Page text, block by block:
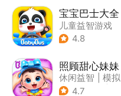
宝宝巴士大全
儿童益智游戏
| 启蒙早教
4.8
照顾甜心妹妹
休闲益智
模拟
| 宝宝巴士
4.7